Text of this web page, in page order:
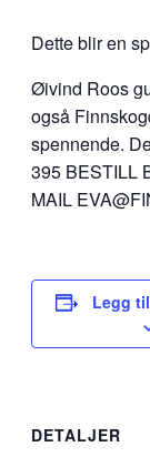
Dette blir en
Øivind Roos
også
spennende.
395 BESTILL
MAIL
Legg
DETALJER